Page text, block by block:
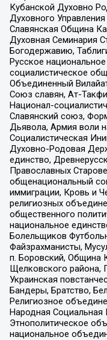
Кубанской Духовно
Духовного
Славянская Община
Духовная Семинария
Богодержавию,
Русское
социалистическое
Объединенный
Союз славян, Ат-
Национал-
Славянский союз,
Дьявола, Армия воли
Социалистическая
Духовно-Родовая
единство,
Православных
общенациональный
иммиграции, Кровь и
религиозных
общественного
национальное
Болельщиков
Файзрахманисты,
п. Боровский, Община
Щелковского
Украинская
Бандеры, Братство,
Религиозное
Народная Социальная
Этнополитическое
национальное